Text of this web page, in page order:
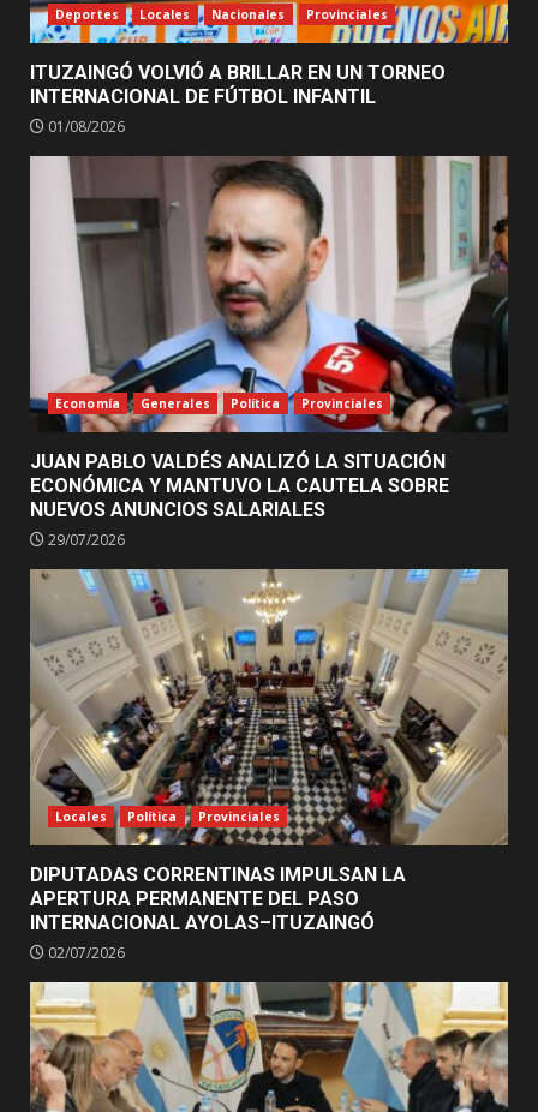
Deportes Locales Nacionales Provinciales
ITUZAINGÓ VOLVIÓ A BRILLAR EN UN TORNEO
INTERNACIONAL DE FÚTBOL INFANTIL
01/08/2026
Economía Generales Política Provinciales
JUAN PABLO VALDÉS ANALIZÓ LA SITUACIÓN
ECONÓMICA Y MANTUVO LA CAUTELA SOBRE
NUEVOS ANUNCIOS SALARIALES
29/07/2026
Locales Política Provinciales
DIPUTADAS CORRENTINAS IMPULSAN LA
APERTURA PERMANENTE DEL PASO
INTERNACIONAL AYOLAS–ITUZAINGÓ
02/07/2026